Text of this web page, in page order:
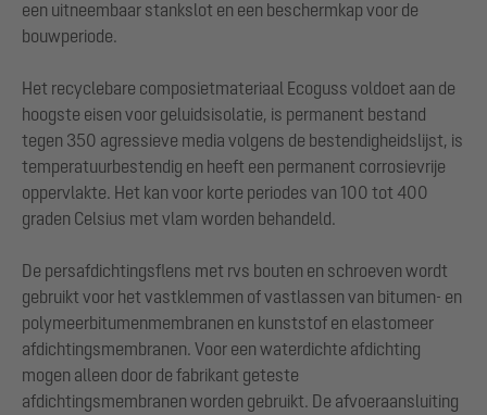
een uitneembaar stankslot en een beschermkap voor de
bouwperiode.
Het recyclebare composietmateriaal Ecoguss voldoet aan de
hoogste eisen voor geluidsisolatie, is permanent bestand
tegen 350 agressieve media volgens de bestendigheidslijst, is
temperatuurbestendig en heeft een permanent corrosievrije
oppervlakte. Het kan voor korte periodes van 100 tot 400
graden Celsius met vlam worden behandeld.
De persafdichtingsflens met rvs bouten en schroeven wordt
gebruikt voor het vastklemmen of vastlassen van bitumen- en
polymeerbitumenmembranen en kunststof en elastomeer
afdichtingsmembranen. Voor een waterdichte afdichting
mogen alleen door de fabrikant geteste
afdichtingsmembranen worden gebruikt. De afvoeraansluiting